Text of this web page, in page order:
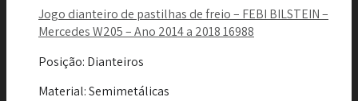
Jogo dianteiro de pastilhas de freio – FEBI BILSTEIN –
Mercedes W205 – Ano 2014 a 2018 16988
Posição: Dianteiros
Material: Semimetálicas